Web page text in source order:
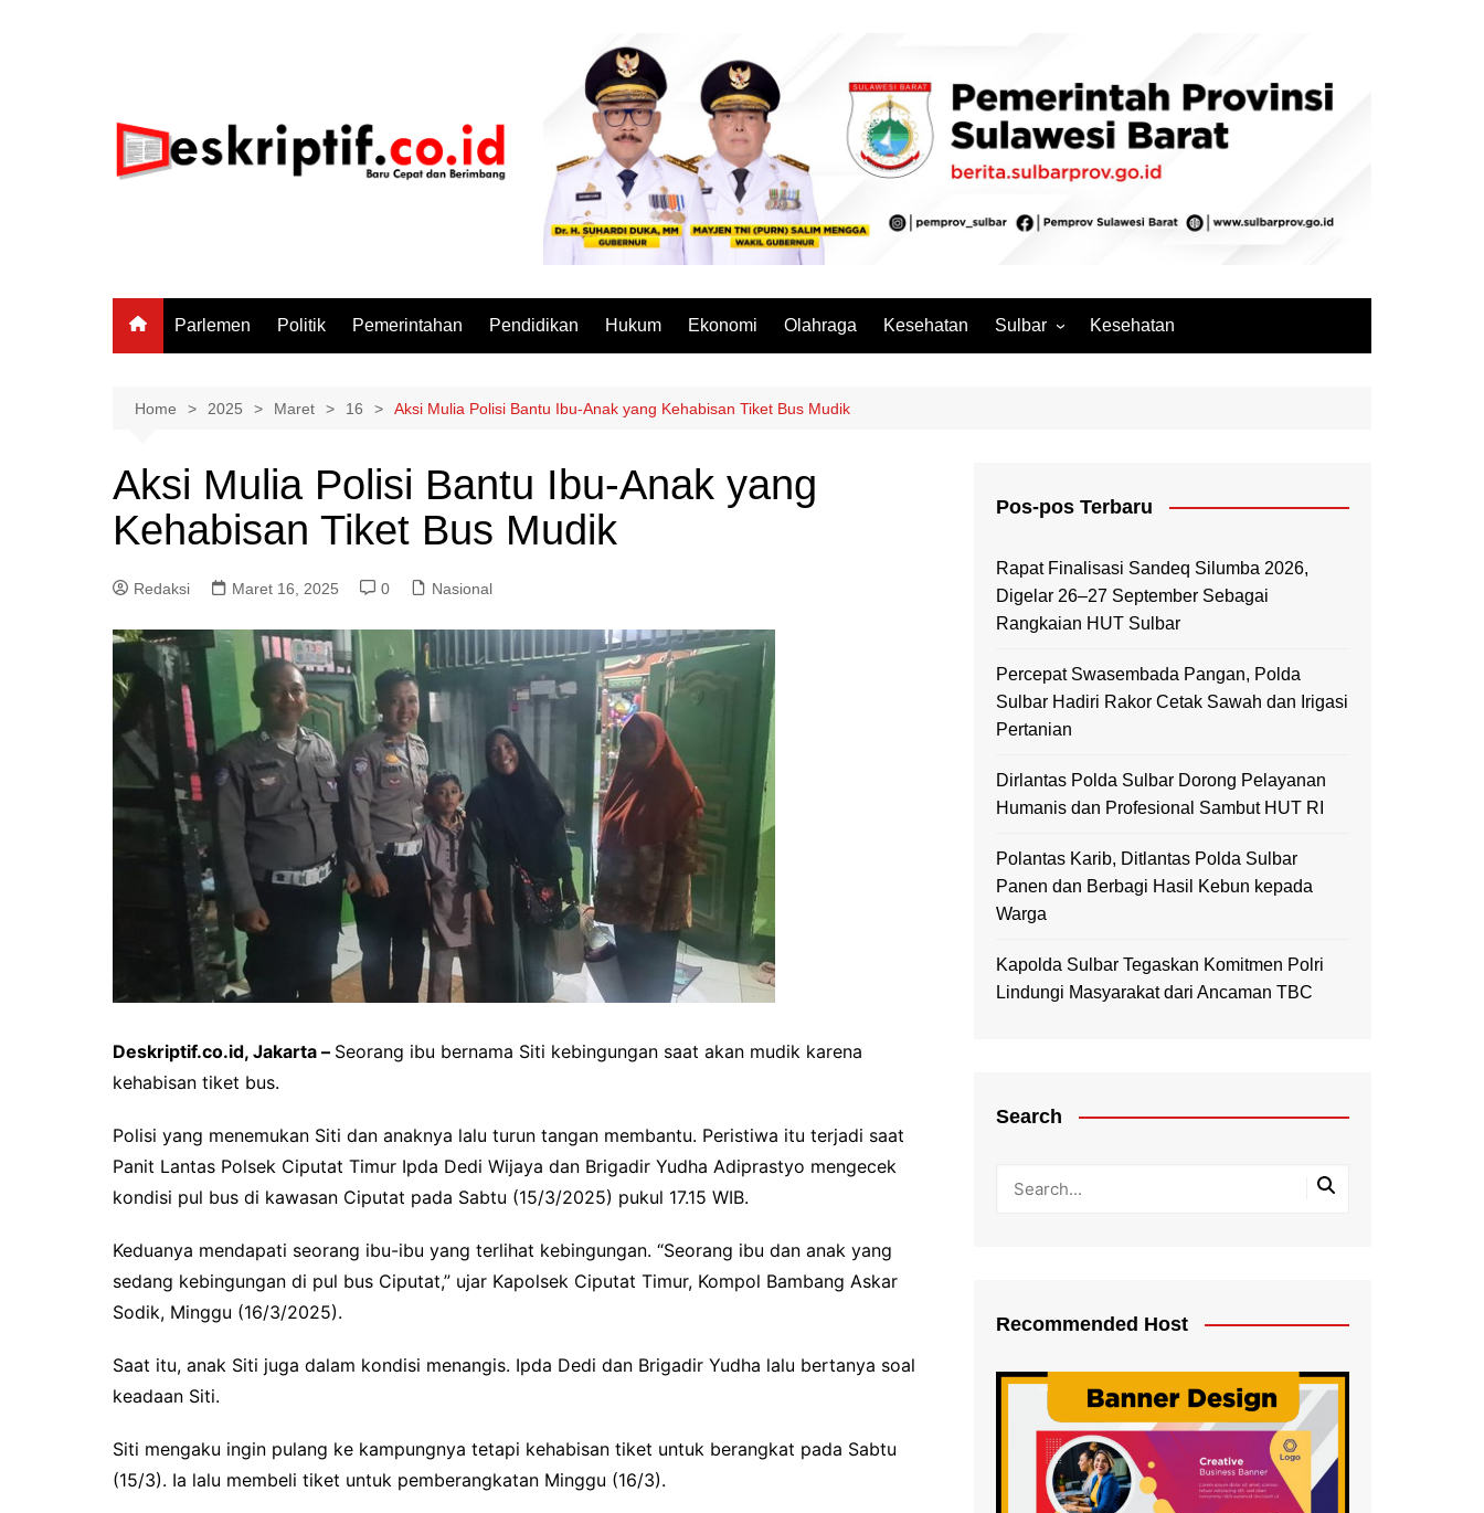
Parlemen Politik Pemerintahan Pendidikan Hukum Ekonomi Olahraga Kesehatan Sulbar
Mamasa
Kesehatan
Home 2025 Maret 16 Aksi Mulia Polisi Bantu Ibu-Anak yang Kehabisan Tiket Bus Mudik
Aksi Mulia Polisi Bantu Ibu-Anak yang
Kehabisan Tiket Bus Mudik
Redaksi Maret 16, 2025 0 Nasional
Deskriptif.co.id, Jakarta – Seorang ibu bernama Siti kebingungan saat akan mudik karena
kehabisan tiket bus.
Polisi yang menemukan Siti dan anaknya lalu turun tangan membantu. Peristiwa itu terjadi saat
Panit Lantas Polsek Ciputat Timur Ipda Dedi Wijaya dan Brigadir Yudha Adiprastyo mengecek
kondisi pul bus di kawasan Ciputat pada Sabtu (15/3/2025) pukul 17.15 WIB.
Keduanya mendapati seorang ibu-ibu yang terlihat kebingungan. “Seorang ibu dan anak yang
sedang kebingungan di pul bus Ciputat,” ujar Kapolsek Ciputat Timur, Kompol Bambang Askar
Sodik, Minggu (16/3/2025).
Saat itu, anak Siti juga dalam kondisi menangis. Ipda Dedi dan Brigadir Yudha lalu bertanya soal
keadaan Siti.
Siti mengaku ingin pulang ke kampungnya tetapi kehabisan tiket untuk berangkat pada Sabtu
(15/3). Ia lalu membeli tiket untuk pemberangkatan Minggu (16/3).
Pos-pos Terbaru
Rapat Finalisasi Sandeq Silumba 2026,
Digelar 26–27 September Sebagai
Rangkaian HUT Sulbar
Percepat Swasembada Pangan, Polda
Sulbar Hadiri Rakor Cetak Sawah dan Irigasi
Pertanian
Dirlantas Polda Sulbar Dorong Pelayanan
Humanis dan Profesional Sambut HUT RI
Polantas Karib, Ditlantas Polda Sulbar
Panen dan Berbagi Hasil Kebun kepada
Warga
Kapolda Sulbar Tegaskan Komitmen Polri
Lindungi Masyarakat dari Ancaman TBC
Search
Recommended Host